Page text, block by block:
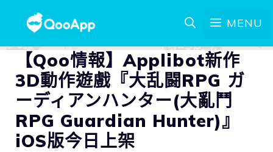
MENU
【Qoo情報】Applibot新作
3D動作遊戲『大乱闘RPG ガ
ーディアンハンター(大亂鬥
RPG Guardian Hunter)』
iOS版今日上架